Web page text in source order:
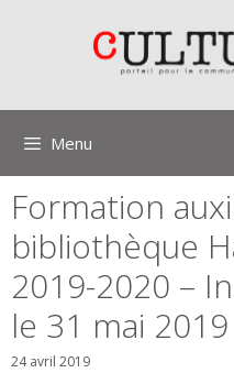
Menu
Formation
bibliothèque
2019-2020 –
le 31 mai 2019
24 avril 2019